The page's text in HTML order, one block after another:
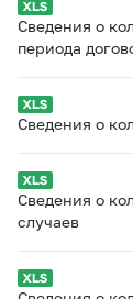
Сведения о
периода
Сведения о
Сведения о
случаев